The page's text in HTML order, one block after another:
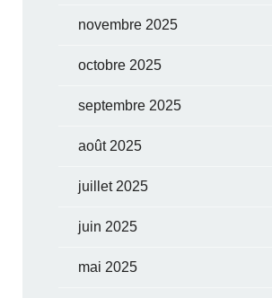
novembre 2025
octobre 2025
septembre 2025
août 2025
juillet 2025
juin 2025
mai 2025